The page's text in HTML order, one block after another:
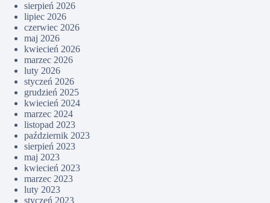
sierpień 2026
lipiec 2026
czerwiec 2026
maj 2026
kwiecień 2026
marzec 2026
luty 2026
styczeń 2026
grudzień 2025
kwiecień 2024
marzec 2024
listopad 2023
październik 2023
sierpień 2023
maj 2023
kwiecień 2023
marzec 2023
luty 2023
styczeń 2023